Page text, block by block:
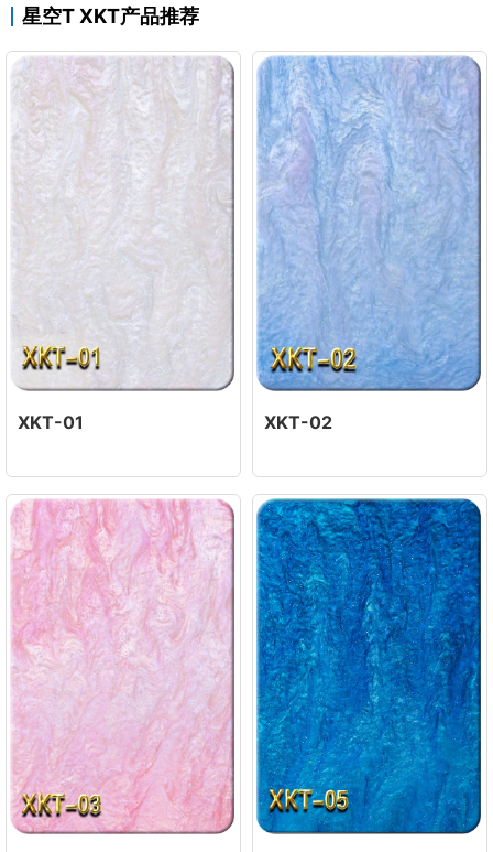
星空T XKT产品推荐
XKT-01 XKT-02